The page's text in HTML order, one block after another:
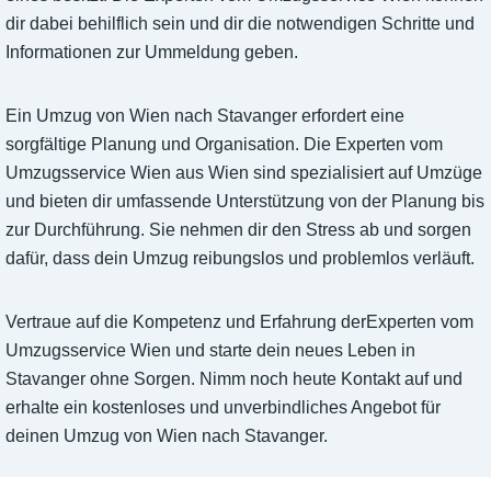
dir dabei behilflich sein und dir die notwendigen Schritte und
Informationen zur Ummeldung geben.
Ein Umzug von Wien nach Stavanger erfordert eine
sorgfältige Planung und Organisation. Die Experten vom
Umzugsservice Wien aus Wien sind spezialisiert auf Umzüge
und bieten dir umfassende Unterstützung von der Planung bis
zur Durchführung. Sie nehmen dir den Stress ab und sorgen
dafür, dass dein Umzug reibungslos und problemlos verläuft.
Vertraue auf die Kompetenz und Erfahrung derExperten vom
Umzugsservice Wien und starte dein neues Leben in
Stavanger ohne Sorgen. Nimm noch heute Kontakt auf und
erhalte ein kostenloses und unverbindliches Angebot für
deinen Umzug von Wien nach Stavanger.